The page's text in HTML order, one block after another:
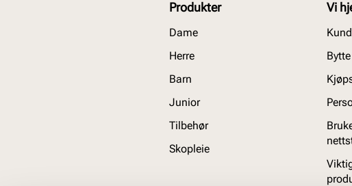
Produkter
Dame
Herre
Barn
Junior
Tilbehør
Skopleie
Vi